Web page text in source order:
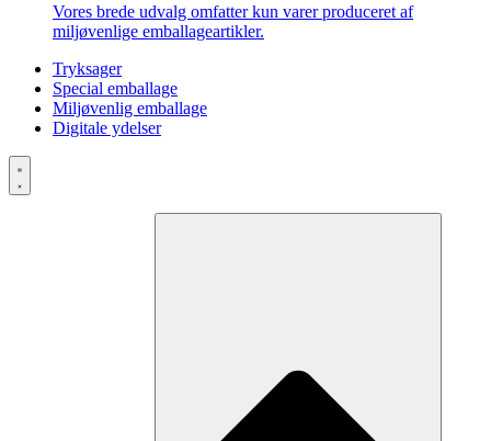
Vores brede udvalg omfatter kun varer produceret af
miljøvenlige emballageartikler.
Tryksager
Special emballage
Miljøvenlig emballage
Digitale ydelser